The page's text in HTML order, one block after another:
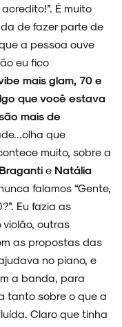
É muito
de fazer parte de
a pessoa ouve
eu fico
mais glam, 70 e
que você estava
mais de
que
muito, sobre a
e Natália
falamos “Gente,
Eu fazia as
outras
as propostas das
no piano, e
a banda, para
tanto sobre o que a
Claro que tinha